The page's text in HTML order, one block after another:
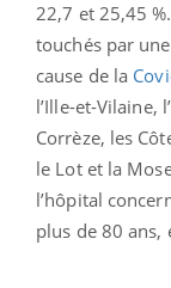
22,7 et 25,45
touchés par
cause de la
l’Ille-et-Vilaine,
Corrèze, les
le Lot et la
l’hôpital
plus de 80 ans,